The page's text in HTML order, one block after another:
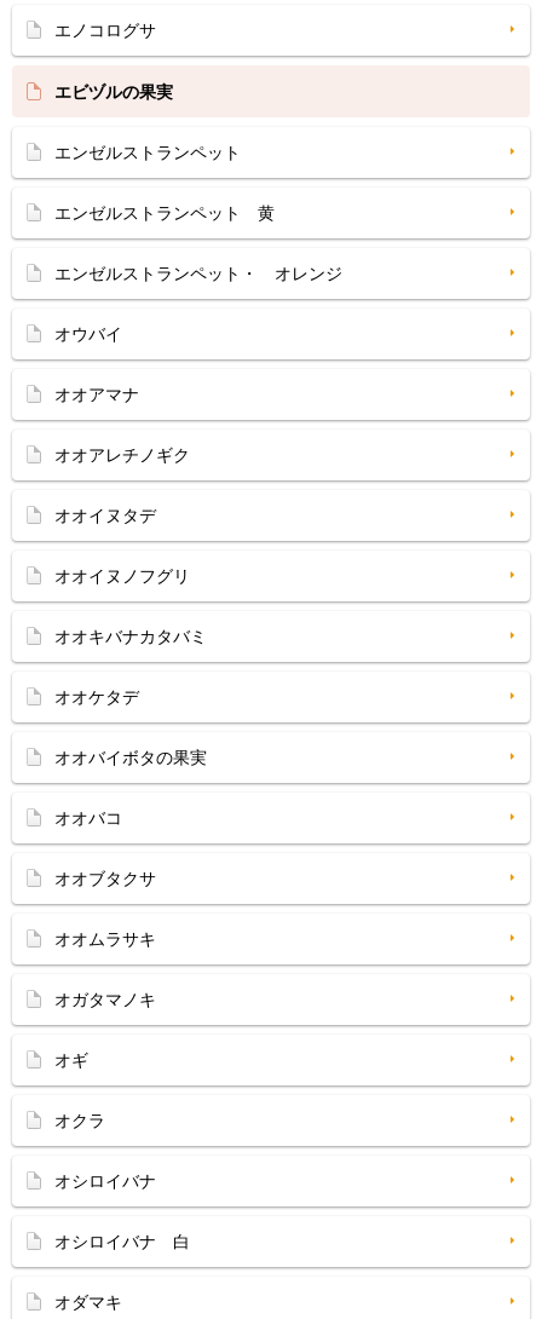
エノコログサ
エビヅルの果実
エンゼルストランペット
エンゼルストランペット 黄
エンゼルストランペット・ オレンジ
オウバイ
オオアマナ
オオアレチノギク
オオイヌタデ
オオイヌノフグリ
オオキバナカタバミ
オオケタデ
オオバイボタの果実
オオバコ
オオブタクサ
オオムラサキ
オガタマノキ
オギ
オクラ
オシロイバナ
オシロイバナ 白
オダマキ